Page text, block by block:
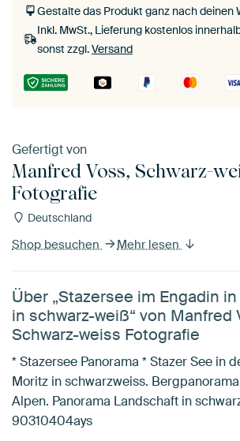
Gestalte das Produkt ganz nach deinen
Inkl. MwSt., Lieferung kostenlos
sonst zzgl.Versand
Gefertigt von
Manfred Voss, Schwarz-
Fotografie
Deutschland
Shop besuchen Mehr lesen
Über „Stazersee im Engadin
in schwarz-weiß“ von Manfred
Schwarz-weiss Fotografie
* Stazersee Panorama * Stazer See in
Moritz in schwarzweiss.
Alpen. Panorama Landschaft in
90310404ays